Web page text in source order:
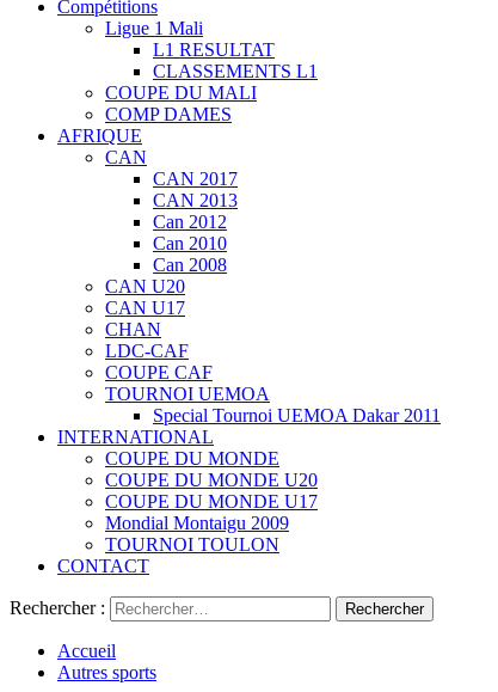
Compétitions
Ligue 1 Mali
L1 RESULTAT
CLASSEMENTS L1
COUPE DU MALI
COMP DAMES
AFRIQUE
CAN
CAN 2017
CAN 2013
Can 2012
Can 2010
Can 2008
CAN U20
CAN U17
CHAN
LDC-CAF
COUPE CAF
TOURNOI UEMOA
Special Tournoi UEMOA Dakar 2011
INTERNATIONAL
COUPE DU MONDE
COUPE DU MONDE U20
COUPE DU MONDE U17
Mondial Montaigu 2009
TOURNOI TOULON
CONTACT
Rechercher :
Accueil
Autres sports